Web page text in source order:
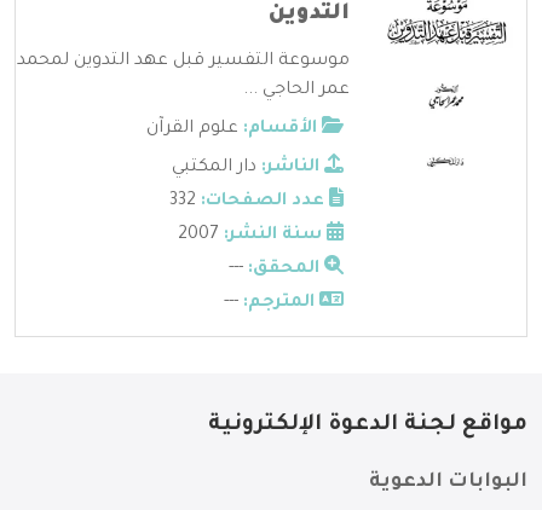
التدوين
موسوعة التفسير قبل عهد التدوين لمحمد
عمر الحاجي ...
الأقسام: علوم القرآن
الناشر: دار المكتبي
عدد الصفحات:
سنة النشر:
المحقق: ---
المترجم: ---
مواقع لجنة الدعوة الإلكترونية
البوابات الدعوية